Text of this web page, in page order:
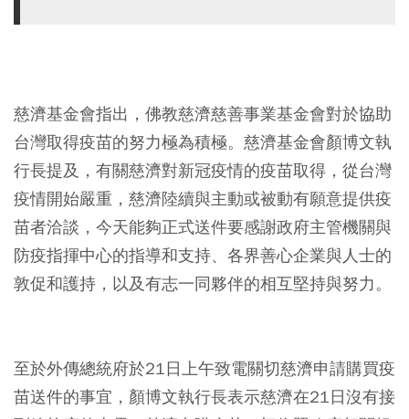
慈濟基金會指出，佛教慈濟慈善事業基金會對於協助
台灣取得疫苗的努力極為積極。慈濟基金會顏博文執
行長提及，有關慈濟對新冠疫情的疫苗取得，從台灣
疫情開始嚴重，慈濟陸續與主動或被動有願意提供疫
苗者洽談，今天能夠正式送件要感謝政府主管機關與
防疫指揮中心的指導和支持、各界善心企業與人士的
敦促和護持，以及有志一同夥伴的相互堅持與努力。
至於外傳總統府於21日上午致電關切慈濟申請購買疫
苗送件的事宜，顏博文執行長表示慈濟在21日沒有接